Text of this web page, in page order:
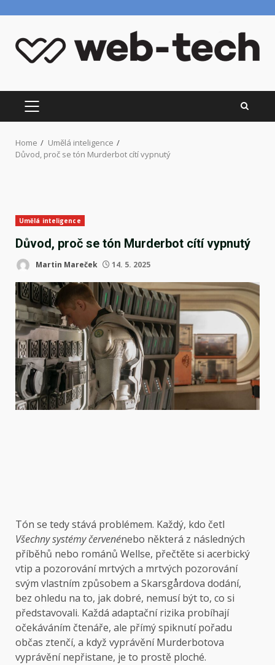
content
PRIMARY
MENU
Home
Umělá inteligence
Důvod, proč se tón Murderbot cítí vypnutý
Umělá inteligence
Důvod, proč se tón Murderbot cítí vypnutý
Martin Mareček 14. 5. 2025
Tón se tedy stává problémem. Každý, kdo četl
Všechny systémy červenénebo některá z následných
příběhů nebo románů Wellse, přečtěte si acerbický
vtip a pozorování mrtvých a mrtvých pozorování
svým vlastním způsobem a Skarsgårdova dodání,
bez ohledu na to, jak dobré, nemusí být to, co si
představovali. Každá adaptační rizika probíhají
očekáváním čtenáře, ale přímý spiknutí pořadu
občas ztenčí, a když vyprávění Murderbotova
vyprávění nepřistane, je to prostě ploché.